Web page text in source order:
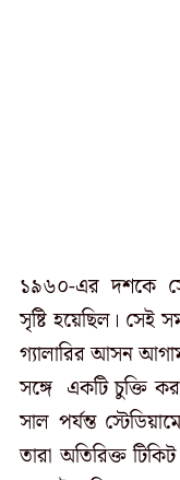
১৯৬০-এর দশকে
সৃষ্টি হয়েছিল। সেই
গ্যালারির আসন
সঙ্গে একটি চুক্তি
সাল পর্যন্ত
তারা অতিরিক্ত